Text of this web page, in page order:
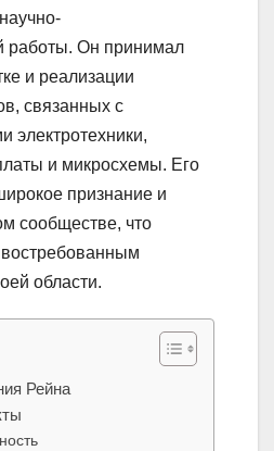
работы. Он принимал
и реализации
связанных с
электротехники,
и микросхемы. Его
признание и
сообществе, что
области.
Рейна